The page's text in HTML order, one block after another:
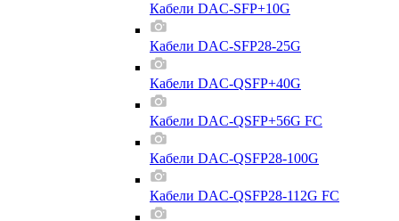
Кабели DAC-SFP+10G
Кабели DAC-SFP28-25G
Кабели DAC-QSFP+40G
Кабели DAC-QSFP+56G FC
Кабели DAC-QSFP28-100G
Кабели DAC-QSFP28-112G FC